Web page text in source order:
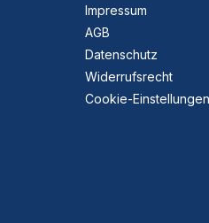
Impressum
AGB
Datenschutz
Widerrufsrecht
Cookie-Einstellungen